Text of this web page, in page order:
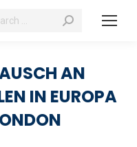
AN
IN EUROPA